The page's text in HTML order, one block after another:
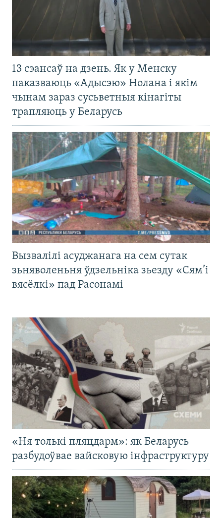
13 сэансаў на дзень. Як у Менску
паказваюць «Адысэю» Нолана і якім
чынам зараз сусьветныя кінагіты
трапляюць у Беларусь
Вызвалілі асуджанага на сем сутак
зьняволеньня ўдзельніка зьезду «Сям’і
вясёлкі» пад Расонамі
«Ня толькі пляцдарм»: як Беларусь
разбудоўвае вайсковую інфраструктуру